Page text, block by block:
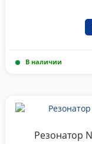
В наличии
Резонатор